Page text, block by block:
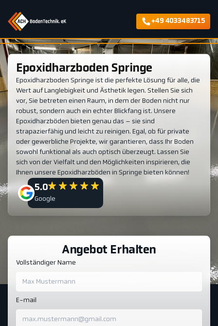
+49 4033483715
Epoxidharzboden Springe
Epoxidharzboden Springe ist die perfekte Lösung für alle, die
Wert auf Langlebigkeit und Ästhetik legen. Stellen Sie sich
vor, Sie betreten einen Raum, in dem der Boden nicht nur
robust, sondern auch ein echter Blickfang ist. Unsere
Epoxidharzböden bieten genau das – sie sind
strapazierfähig und leicht zu reinigen. Egal, ob für private
oder gewerbliche Projekte, wir garantieren, dass Ihr Boden
sowohl funktional als auch optisch überzeugt. Lassen Sie
sich von der Vielfalt und den Möglichkeiten inspirieren, die
Ihnen unsere Epoxidharzböden in Springe bieten können!
5.0
Google
Angebot Erhalten
Vollständiger Name
E-mail